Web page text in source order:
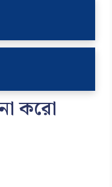
করো